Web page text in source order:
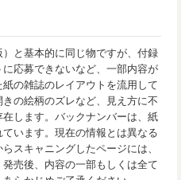
と基本的に同じ物ですが、付録
応募できないなど、一部内容が
の雑誌のレイアウトを流用して
の絵柄のズレなど、見え方に不
します。バックナンバーは、紙
います。現在の情報とは異なる
スキャニングしたページには、
売後、内容の一部もしくは全て